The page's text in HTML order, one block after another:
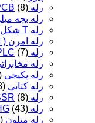
رله PCB (8)
رله بچه
رله T شکل
رله امرن ( OMRON )
رله PLC (7)
رله
رله پکیجی
رله کتابی (43)
رله SSR (8)
رله NHG (43)
رله میلون (16)